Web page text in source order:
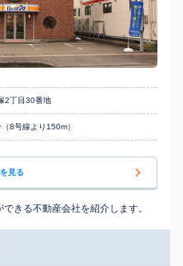
2丁目30番地
8号線より150m）
見る
きる不動産会社を紹介します。